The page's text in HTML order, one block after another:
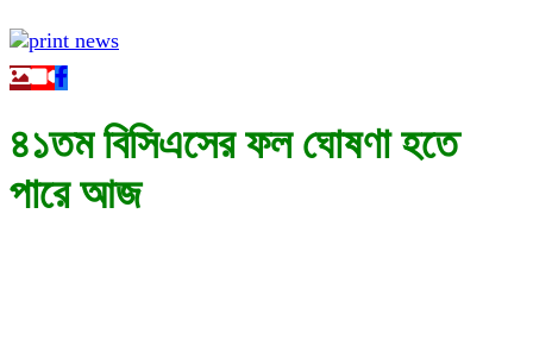
৪১তম বিসিএসের ফল ঘোষণা হতে
পারে আজ